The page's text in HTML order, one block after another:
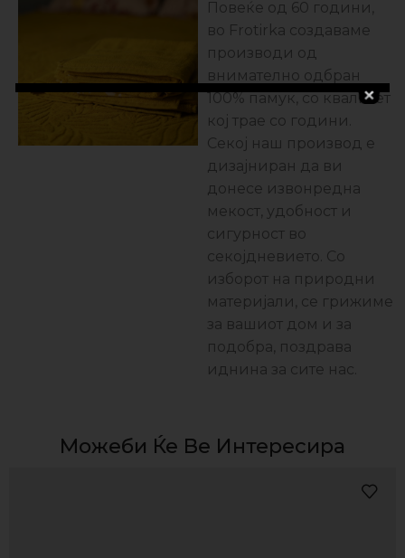
Повеќе од 60 години,
во Frotirka создаваме
производи од
внимателно одбран
100% памук, со квалитет
кој трае со години.
Секој наш производ е
дизајниран да ви
донесе извонредна
мекост, удобност и
сигурност во
секојдневието. Со
изборот на природни
материјали, се грижиме
за вашиот дом и за
подобра, поздравa
иднина за сите нас.
Можеби Ќе Ве Интересира